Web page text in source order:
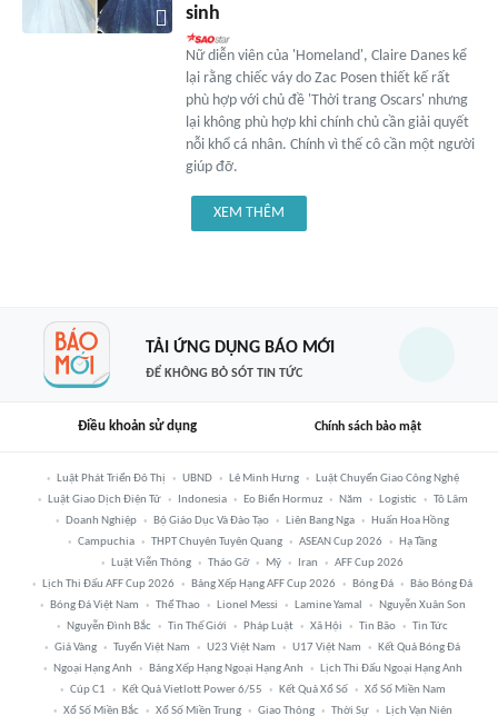
sinh
Nữ diễn viên của 'Homeland', Claire Danes kể
lại rằng chiếc váy do Zac Posen thiết kế rất
phù hợp với chủ đề 'Thời trang Oscars' nhưng
lại không phù hợp khi chính chủ cần giải quyết
nỗi khổ cá nhân. Chính vì thế cô cần một người
giúp đỡ.
XEM THÊM
TẢI ỨNG DỤNG BÁO MỚI
ĐỂ KHÔNG BỎ SÓT TIN TỨC
Điều khoản sử dụng Chính sách bảo mật
Luật Phát Triển Đô Thị UBND Lê Minh Hưng
Luật Chuyển Giao Công Nghệ
Luật Giao Dịch Điện Tử
Indonesia Eo Biển Hormuz Năm Logistic
Tô Lâm
Doanh Nghiệp
Bộ Giáo Dục Và Đào Tạo Liên Bang Nga
Huấn Hoa Hồng
Campuchia
THPT Chuyên Tuyên Quang ASEAN Cup 2026
Hạ Tầng
Luật Viễn Thông
Tháo Gỡ Mỹ Iran
AFF Cup 2026
Lịch Thi Đấu AFF Cup 2026
Bảng Xếp Hạng AFF Cup 2026 Bóng Đá
Báo Bóng Đá
Bóng Đá Việt Nam
Thể Thao Lionel Messi Lamine Yamal
Nguyễn Xuân Son
Nguyễn Đình Bắc
Tin Thế Giới Pháp Luật Xã Hội Tin Bão
Tin Tức
Giá Vàng
Tuyển Việt Nam U23 Việt Nam U17 Việt Nam
Kết Quả Bóng Đá
Ngoại Hạng Anh
Bảng Xếp Hạng Ngoại Hạng Anh
Lịch Thi Đấu Ngoại Hạng Anh
Cúp C1
Kết Quả Vietlott Power 6/55 Kết Quả Xổ Số
Xổ Số Miền Nam
Xổ Số Miền Bắc
Xổ Số Miền Trung Giao Thông Thời Sự Lịch Vạn Niên